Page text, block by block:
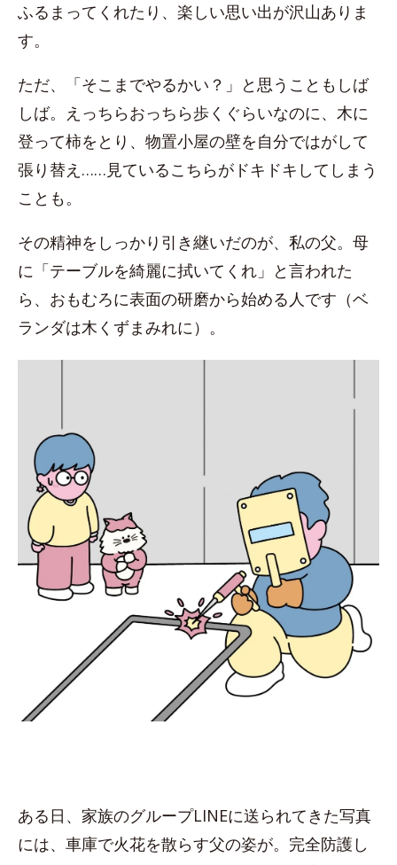
ふるまってくれたり、楽しい思い出が沢山ありま
す。
ただ、「そこまでやるかい？」と思うこともしば
しば。えっちらおっちら歩くぐらいなのに、木に
登って柿をとり、物置小屋の壁を自分ではがして
張り替え……見ているこちらがドキドキしてしまう
ことも。
その精神をしっかり引き継いだのが、私の父。母
に「テーブルを綺麗に拭いてくれ」と言われた
ら、おもむろに表面の研磨から始める人です（ベ
ランダは木くずまみれに）。
ある日、家族のグループLINEに送られてきた写真
には、車庫で火花を散らす父の姿が。完全防護し